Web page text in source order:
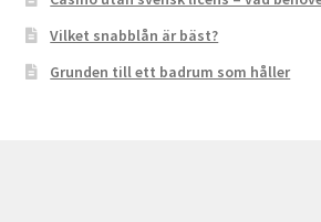
Vilket snabblån är bäst?
Grunden till ett badrum som håller